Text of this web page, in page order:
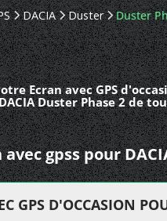
DACIA Duster Duster
Ecran avec GPS
Duster Phase 2 de
avec gpss pour
GPS D'OCCASION